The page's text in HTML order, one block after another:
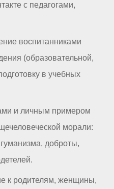
с педагогами,
воспитанниками
(образовательной,
в учебных
и личным примером
морали:
доброты,
к родителям, женщины,